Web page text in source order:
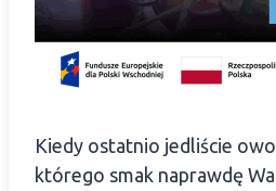
Kiedy ostatnio jedliście
którego smak naprawdę